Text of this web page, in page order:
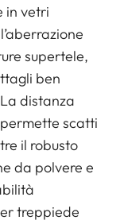
in vetri
supertele,
ben
distanza
permette scatti
il robusto
da polvere e
treppiede